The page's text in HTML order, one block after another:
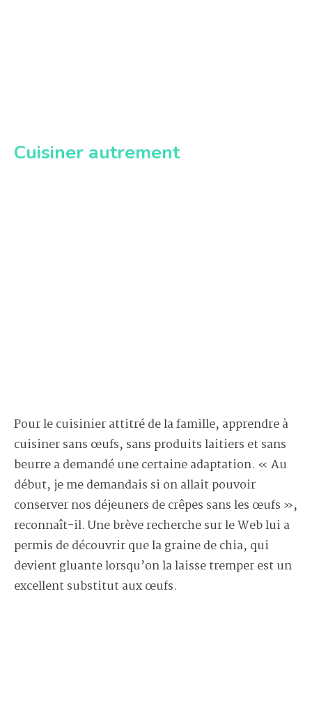
Cuisiner autrement
Pour le cuisinier attitré de la famille, apprendre à
cuisiner sans œufs, sans produits laitiers et sans
beurre a demandé une certaine adaptation. « Au
début, je me demandais si on allait pouvoir
conserver nos déjeuners de crêpes sans les œufs »,
reconnaît-il. Une brève recherche sur le Web lui a
permis de découvrir que la graine de chia, qui
devient gluante lorsqu’on la laisse tremper est un
excellent substitut aux œufs.